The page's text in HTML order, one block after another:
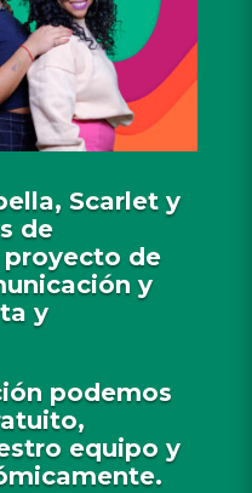
Scarlet y
de
de
y
y
podemos
equipo y